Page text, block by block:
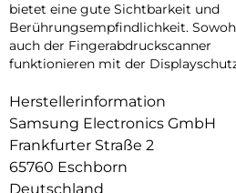
bietet eine gute Sichtbarkeit und
Berührungsempfindlichkeit.
auch der Fingerabdruckscanner
funktionieren mit der
Herstellerinformation
Samsung Electronics GmbH
Frankfurter Straße 2
65760 Eschborn
Deutschland